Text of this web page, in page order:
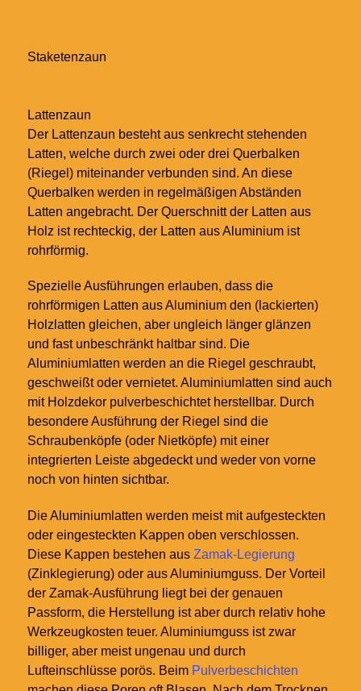
Staketenzaun
Lattenzaun
Der Lattenzaun besteht aus senkrecht stehenden
Latten, welche durch zwei oder drei Querbalken
(Riegel) miteinander verbunden sind. An diese
Querbalken werden in regelmäßigen Abständen
Latten angebracht. Der Querschnitt der Latten aus
Holz ist rechteckig, der Latten aus Aluminium ist
rohrförmig.
Spezielle Ausführungen erlauben, dass die
rohrförmigen Latten aus Aluminium den (lackierten)
Holzlatten gleichen, aber ungleich länger glänzen
und fast unbeschränkt haltbar sind. Die
Aluminiumlatten werden an die Riegel geschraubt,
geschweißt oder vernietet. Aluminiumlatten sind auch
mit Holzdekor pulverbeschichtet herstellbar. Durch
besondere Ausführung der Riegel sind die
Schraubenköpfe (oder Nietköpfe) mit einer
integrierten Leiste abgedeckt und weder von vorne
noch von hinten sichtbar.
Die Aluminiumlatten werden meist mit aufgesteckten
oder eingesteckten Kappen oben verschlossen.
Diese Kappen bestehen aus Zamak-Legierung
(Zinklegierung) oder aus Aluminiumguss. Der Vorteil
der Zamak-Ausführung liegt bei der genauen
Passform, die Herstellung ist aber durch relativ hohe
Werkzeugkosten teuer. Aluminiumguss ist zwar
billiger, aber meist ungenau und durch
Lufteinschlüsse porös. Beim Pulverbeschichten